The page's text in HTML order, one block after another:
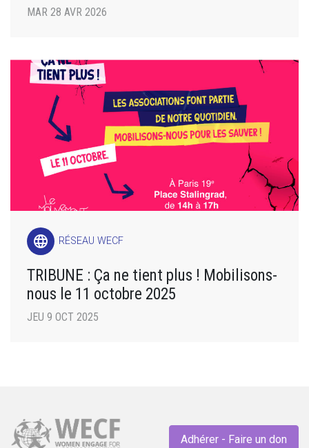
MAR 28 AVR 2026
language RÉSEAU WECF
TRIBUNE : Ça ne tient plus ! Mobilisons-
nous le 11 octobre 2025
JEU 9 OCT 2025
Adhérer - Faire un don